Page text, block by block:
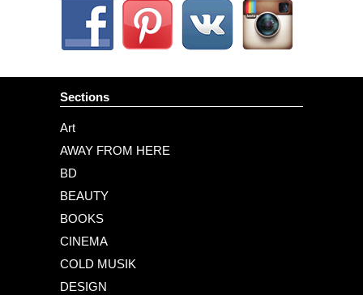
Sections
Art
AWAY FROM HERE
BD
BEAUTY
BOOKS
CINEMA
COLD MUSIK
DESIGN